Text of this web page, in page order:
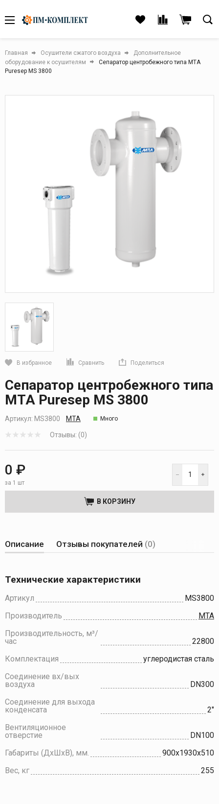
Главная Осушители сжатого воздуха
Дополнительное
оборудование к осушителям
Сепаратор центробежного типа МТА
Puresep MS 3800
В избранное Сравнить Поделиться
Кликните, чтобы скопировать прямую ссылку
Сепаратор центробежного типа
МТА Puresep MS 3800
Артикул: MS3800 MTA Много
Отзывы: (0)
0 ₽
за 1 шт
В КОРЗИНУ
Описание Отзывы покупателей (0)
Технические характеристики
Артикул
MS3800
Производитель
MTA
Производительность, м³/
час
22800
Комплектация
углеродистая сталь
Соединение вх/вых
воздуха
DN300
Соединение для выхода
конденсата
2"
Вентиляционное
отверстие
DN100
Габариты (ДхШхВ), мм.
900x1930x510
Вес, кг
255